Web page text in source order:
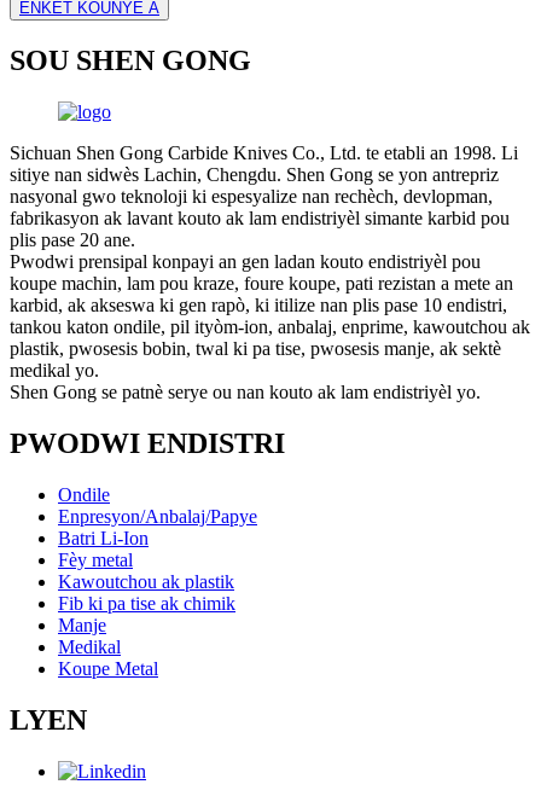
ENKÈT KOUNYE A
SOU SHEN GONG
Sichuan Shen Gong Carbide Knives Co., Ltd. te etabli an 1998. Li
sitiye nan sidwès Lachin, Chengdu. Shen Gong se yon antrepriz
nasyonal gwo teknoloji ki espesyalize nan rechèch, devlopman,
fabrikasyon ak lavant kouto ak lam endistriyèl simante karbid pou
plis pase 20 ane.
Pwodwi prensipal konpayi an gen ladan kouto endistriyèl pou
koupe machin, lam pou kraze, foure koupe, pati rezistan a mete an
karbid, ak akseswa ki gen rapò, ki itilize nan plis pase 10 endistri,
tankou katon ondile, pil ityòm-ion, anbalaj, enprime, kawoutchou ak
plastik, pwosesis bobin, twal ki pa tise, pwosesis manje, ak sektè
medikal yo.
Shen Gong se patnè serye ou nan kouto ak lam endistriyèl yo.
PWODWI ENDISTRI
Ondile
Enpresyon/Anbalaj/Papye
Batri Li-Ion
Fèy metal
Kawoutchou ak plastik
Fib ki pa tise ak chimik
Manje
Medikal
Koupe Metal
LYEN